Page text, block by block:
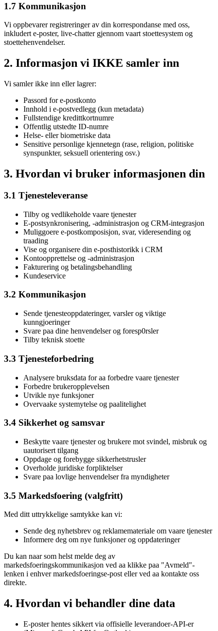
1.7 Kommunikasjon
Vi oppbevarer registreringer av din korrespondanse med oss,
inkludert e-poster, live-chatter gjennom vaart stoettesystem og
stoettehenvendelser.
2. Informasjon vi IKKE samler inn
Vi samler ikke inn eller lagrer:
Passord for e-postkonto
Innhold i e-postvedlegg (kun metadata)
Fullstendige kredittkortnumre
Offentlig utstedte ID-numre
Helse- eller biometriske data
Sensitive personlige kjennetegn (rase, religion, politiske
synspunkter, seksuell orientering osv.)
3. Hvordan vi bruker informasjonen din
3.1 Tjenesteleveranse
Tilby og vedlikeholde vaare tjenester
E-postsynkronisering, -administrasjon og CRM-integrasjon
Muliggoere e-postkomposisjon, svar, videresending og
traading
Vise og organisere din e-posthistorikk i CRM
Kontoopprettelse og -administrasjon
Fakturering og betalingsbehandling
Kundeservice
3.2 Kommunikasjon
Sende tjenesteoppdateringer, varsler og viktige
kunngjoeringer
Svare paa dine henvendelser og foresp0rsler
Tilby teknisk stoette
3.3 Tjenesteforbedring
Analysere bruksdata for aa forbedre vaare tjenester
Forbedre brukeropplevelsen
Utvikle nye funksjoner
Overvaake systemytelse og paalitelighet
3.4 Sikkerhet og samsvar
Beskytte vaare tjenester og brukere mot svindel, misbruk og
uautorisert tilgang
Oppdage og forebygge sikkerhetstrusler
Overholde juridiske forpliktelser
Svare paa lovlige henvendelser fra myndigheter
3.5 Markedsfoering (valgfritt)
Med ditt uttrykkelige samtykke kan vi:
Sende deg nyhetsbrev og reklamemateriale om vaare tjenester
Informere deg om nye funksjoner og oppdateringer
Du kan naar som helst melde deg av
markedsfoeringskommunikasjon ved aa klikke paa "Avmeld"-
lenken i enhver markedsfoeringse-post eller ved aa kontakte oss
direkte.
4. Hvordan vi behandler dine data
E-poster hentes sikkert via offisielle leverandoer-API-er